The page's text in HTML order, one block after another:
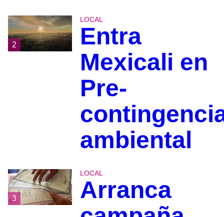
2
LOCAL
Entra
Mexicali en
Pre-
ambiental
3
LOCAL
Arranca